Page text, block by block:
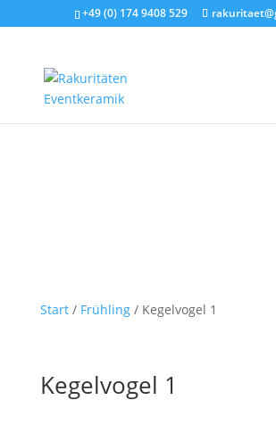
+49 (0) 174 9408 529
Start/ Frühling/ Kegelvogel 1
Kegelvogel 1